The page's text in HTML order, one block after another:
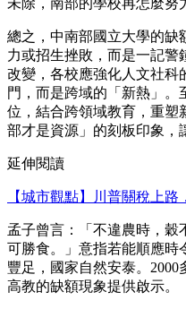
總之，中南部國立大學的缺
力或招生挫敗，而是一記警
改變，各校應強化人文社科
門，而是跨域的「新熱」。
位，結合跨領域教育，重塑
部才是資源」的刻板印象，
延伸閱讀
【城市觀點】川普關稅上
孟子曾言：「不違農時，穀
可勝食。」意指若能順應時
豐足，國家自然安泰。
高教的缺額現象提供啟示。